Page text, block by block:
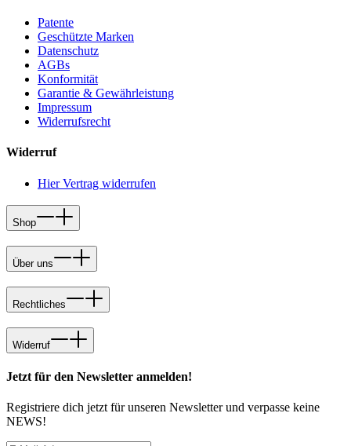
Patente
Geschützte Marken
Datenschutz
AGBs
Konformität
Garantie & Gewährleistung
Impressum
Widerrufsrecht
Widerruf
Hier Vertrag widerrufen
Shop
Über uns
Rechtliches
Widerruf
Jetzt für den Newsletter anmelden!
Registriere dich jetzt für unseren Newsletter und verpasse keine
NEWS!